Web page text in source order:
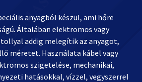
anyagból készül, ami hőre
Általában elektromos vagy
addig melegítik az anyagot,
méretet. Használata kábel vagy
szigetelése, mechanikai,
hatásokkal, vízzel, vegyszerrel